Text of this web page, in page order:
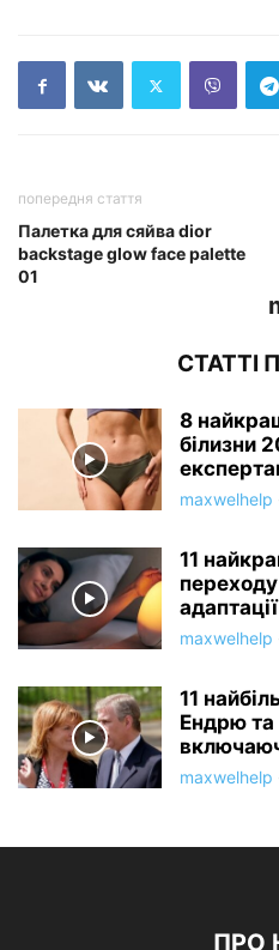
попередня стаття
Палетка для сяйва dior
backstage glow face palette
01
СТАТТІ
8
білизни
maxwelhelp
11
переходу
maxwelhelp
11
Ендрю
maxwelhelp
ПРО